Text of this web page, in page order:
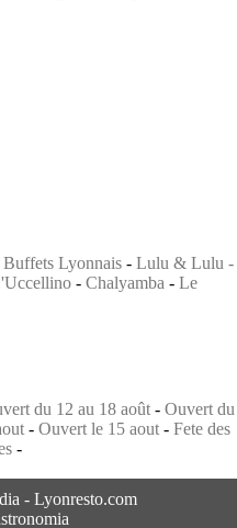
Buffets Lyonnais - Lulu & Lulu -
- Chalyamba - Le
du 12 au 18 août - Ouvert du
- Ouvert le 15 aout - Fete des
-
- Lyonresto.com